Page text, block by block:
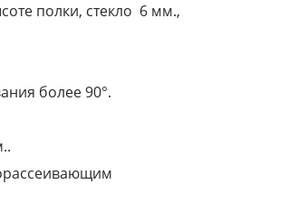
полки, стекло 6 мм.,
более 90°.